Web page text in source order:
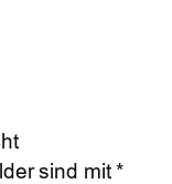
sind mit*